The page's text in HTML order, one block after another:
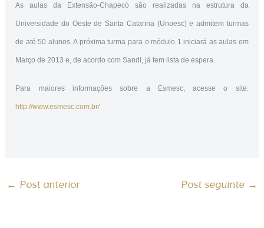
As aulas da Extensão-Chapecó são realizadas na estrutura da
Universidade do Oeste de Santa Catarina (Unoesc) e admitem turmas
de até 50 alunos. A próxima turma para o módulo 1 iniciará as aulas em
Março de 2013 e, de acordo com Sandi, já tem lista de espera.
Para maiores informações sobre a Esmesc, acesse o site:
http://www.esmesc.com.br/
← Post anterior Post seguinte →